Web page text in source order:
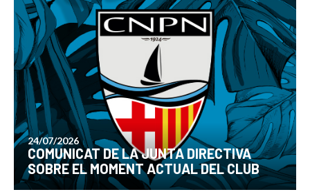
24/07/2026
COMUNICAT DE LA JUNTA DIRECTIVA
SOBRE EL MOMENT ACTUAL DEL CLUB